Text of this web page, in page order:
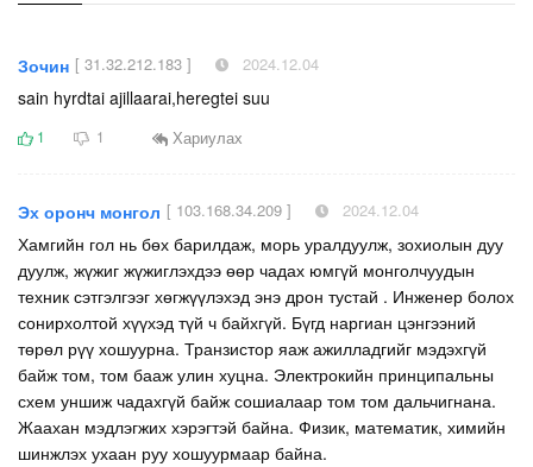
Зочин [ 31.32.212.183 ] 2024.12.04
sain hyrdtai ajillaarai,heregtei suu
1 1 Хариулах
Эх оронч монгол [ 103.168.34.209 ] 2024.12.04
Хамгийн гол нь бөх барилдаж, морь уралдуулж, зохиолын дуу
дуулж, жүжиг жүжиглэхдээ өөр чадах юмгүй монголчуудын
техник сэтгэлгээг хөгжүүлэхэд энэ дрон тустай . Инженер болох
сонирхолтой хүүхэд түй ч байхгүй. Бүгд наргиан цэнгээний
төрөл рүү хошуурна. Транзистор яаж ажилладгийг мэдэхгүй
байж том, том бааж улин хуцна. Электрокийн принципальны
схем уншиж чадахгүй байж сошиалаар том том дальчигнана.
Жаахан мэдлэгжих хэрэгтэй байна. Физик, математик, химийн
шинжлэх ухаан руу хошуурмаар байна.